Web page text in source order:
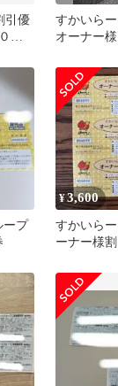
引優
０
すかいら
オーナー
プ
¥3,600
すかいら
ーナー様割